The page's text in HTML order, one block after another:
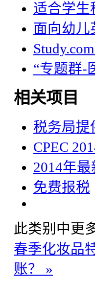
适合学生
面向幼儿
“专题群-
相关项目
税务局提
CPEC
2014年
免费报税
此类别中更
春季化妆品
账？ »